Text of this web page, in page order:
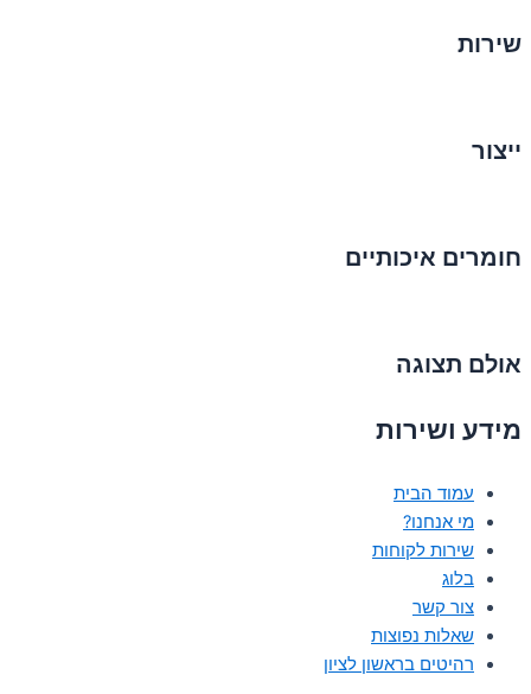
שירות
ייצור
חומרים איכותיים
אולם תצוגה
מידע ושירות
עמוד הבית
מי אנחנו?
שירות לקוחות
בלוג
צור קשר
שאלות נפוצות
רהיטים בראשון לציון